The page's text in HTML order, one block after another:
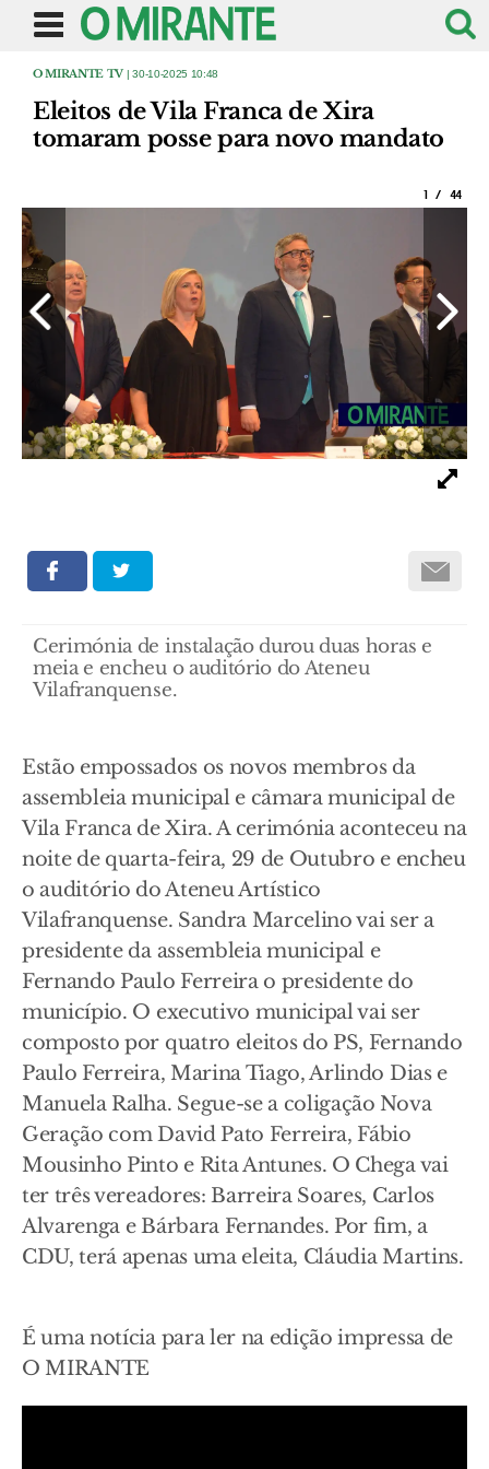
O MIRANTE TV | 30-10-2025 10:48
Eleitos de Vila Franca de Xira
tomaram posse para novo mandato
1 / 44
Cerimónia de instalação durou duas horas e
meia e encheu o auditório do Ateneu
Vilafranquense.
Estão empossados os novos membros da
assembleia municipal e câmara municipal de
Vila Franca de Xira. A cerimónia aconteceu na
noite de quarta-feira, 29 de Outubro e encheu
o auditório do Ateneu Artístico
Vilafranquense. Sandra Marcelino vai ser a
presidente da assembleia municipal e
Fernando Paulo Ferreira o presidente do
município. O executivo municipal vai ser
composto por quatro eleitos do PS, Fernando
Paulo Ferreira, Marina Tiago, Arlindo Dias e
Manuela Ralha. Segue-se a coligação Nova
Geração com David Pato Ferreira, Fábio
Mousinho Pinto e Rita Antunes. O Chega vai
ter três vereadores: Barreira Soares, Carlos
Alvarenga e Bárbara Fernandes. Por fim, a
CDU, terá apenas uma eleita, Cláudia Martins.
É uma notícia para ler na edição impressa de
O MIRANTE